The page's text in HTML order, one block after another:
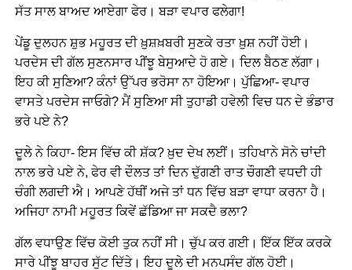
ਸੱਤ ਸਾਲ ਬਾਅਦ ਆਏਗਾ ਫੇਰ। ਬੜਾ ਵਪਾਰ ਫਲੇਗਾ!
ਪੇਂਡੂ ਦੁਲਹਨ ਸ਼ੁਭ ਮਹੂਰਤ ਦੀ ਖ਼ੁਸ਼ਖ਼ਬਰੀ ਸੁਣਕੇ ਰਤਾ ਖ਼ੁਸ਼ ਨਹੀਂ ਹੋਈ।
ਪਰਦੇਸ ਦੀ ਗੱਲ ਸੁਣਨਸਾਰ ਪੀਂਝੂ ਬੇਸੁਆਦੇ ਹੋ ਗਏ। ਦਿਲ ਬੈਠਣ ਲੱਗਾ।
ਇਹ ਕੀ ਸੁਣਿਆ? ਕੰਨਾਂ ਉੱਪਰ ਭਰੋਸਾ ਨਾ ਹੋਇਆ। ਪੁੱਛਿਆ- ਵਪਾਰ
ਵਾਸਤੇ ਪਰਦੇਸ ਜਾਓਗੇ? ਮੈਂ ਸੁਣਿਆ ਸੀ ਤੁਹਾਡੀ ਹਵੇਲੀ ਵਿਚ ਧਨ ਦੇ ਭੰਡਾਰ
ਭਰੇ ਪਏ ਨੇ?
ਦੂਲੇ ਨੇ ਕਿਹਾ- ਇਸ ਵਿੱਚ ਕੀ ਸ਼ੱਕ? ਖ਼ੁਦ ਦੇਖ ਲਈਂ। ਤਹਿਖਾਨੇ ਸੋਨੇ ਚਾਂਦੀ
ਨਾਲ ਭਰੇ ਪਏ ਨੇ, ਫੇਰ ਵੀ ਦੌਲਤ ਤਾਂ ਦਿਨ ਦੁੱਗਣੀ ਰਾਤ ਚੌਗਣੀ ਵਧਦੀ ਹੀ
ਚੰਗੀ ਲਗਦੀ ਐ। ਆਪਣੇ ਹੱਥੀਂ ਅਜੇ ਤਾਂ ਧਨ ਵਿੱਚ ਬੜਾ ਵਾਧਾ ਕਰਨਾ ਹੈ।
ਅਜਿਹਾ ਨਾਮੀ ਮਹੂਰਤ ਕਿਵੇਂ ਛੱਡਿਆ ਜਾ ਸਕਦੈ ਭਲਾ?
ਗੱਲ ਵਧਾਉਣ ਵਿੱਚ ਕੋਈ ਤੁਕ ਨਹੀਂ ਸੀ। ਚੁੱਪ ਕਰ ਗਈ। ਇੱਕ ਇੱਕ ਕਰਕੇ
ਸਾਰੇ ਪੀਂਝੂ ਬਾਹਰ ਸੁੱਟ ਦਿੱਤੇ। ਇਹ ਦੂਲੇ ਦੀ ਮਨਪਸੰਦ ਗੱਲ ਹੋਈ।